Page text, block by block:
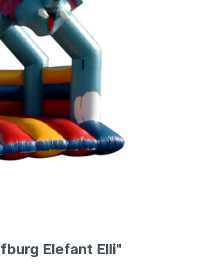
Elefant Elli"